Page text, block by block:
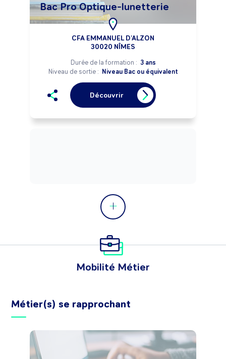
Bac Pro Optique-lunetterie
CFA EMMANUEL D'ALZON
30020 NÎMES
Durée de la formation : 3 ans
Niveau de sortie : Niveau Bac ou équivalent
Découvrir
Mobilité Métier
Métier(s) se rapprochant